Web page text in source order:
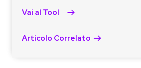
Vai al Tool
Articolo Correlato